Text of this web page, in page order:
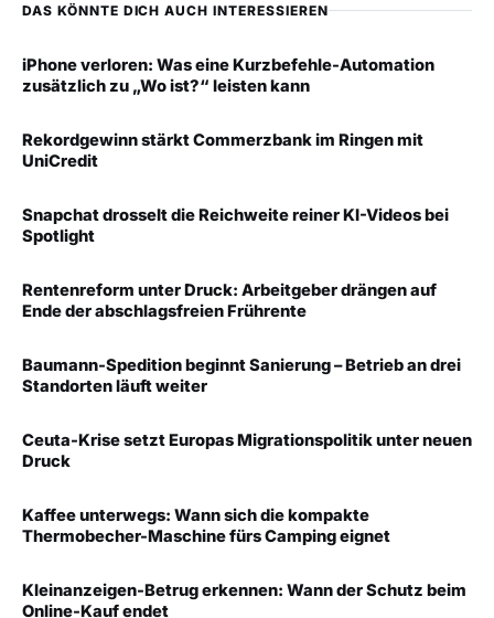
DAS KÖNNTE DICH AUCH INTERESSIEREN
iPhone verloren: Was eine Kurzbefehle-Automation
zusätzlich zu „Wo ist?“ leisten kann
Rekordgewinn stärkt Commerzbank im Ringen mit
UniCredit
Snapchat drosselt die Reichweite reiner KI-Videos bei
Spotlight
Rentenreform unter Druck: Arbeitgeber drängen auf
Ende der abschlagsfreien Frührente
Baumann-Spedition beginnt Sanierung – Betrieb an drei
Standorten läuft weiter
Ceuta-Krise setzt Europas Migrationspolitik unter neuen
Druck
Kaffee unterwegs: Wann sich die kompakte
Thermobecher-Maschine fürs Camping eignet
Kleinanzeigen-Betrug erkennen: Wann der Schutz beim
Online-Kauf endet